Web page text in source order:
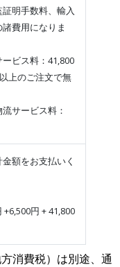
明手数料、輸入
費用になりま
ービス料：41,800
上のご注文で無
サービス料：
額をお支払いく
円 + 41,800
消費税）は別途、通